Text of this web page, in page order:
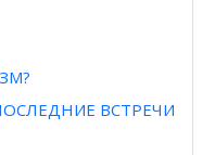
ВСТРЕЧИ